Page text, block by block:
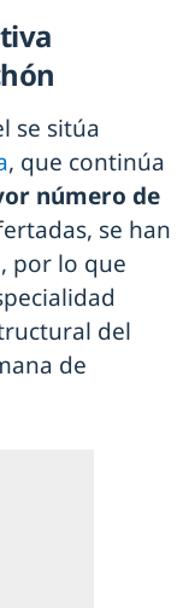
se sitúa
, que continúa
número de
se han
por lo que
del
de